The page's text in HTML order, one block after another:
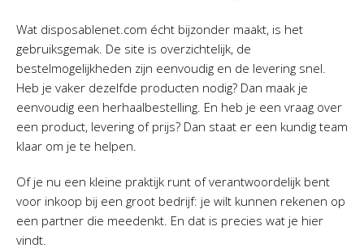
Wat disposablenet.com écht bijzonder maakt, is het
gebruiksgemak. De site is overzichtelijk, de
bestelmogelijkheden zijn eenvoudig en de levering snel.
Heb je vaker dezelfde producten nodig? Dan maak je
eenvoudig een herhaalbestelling. En heb je een vraag over
een product, levering of prijs? Dan staat er een kundig team
klaar om je te helpen.
Of je nu een kleine praktijk runt of verantwoordelijk bent
voor inkoop bij een groot bedrijf: je wilt kunnen rekenen op
een partner die meedenkt. En dat is precies wat je hier
vindt.